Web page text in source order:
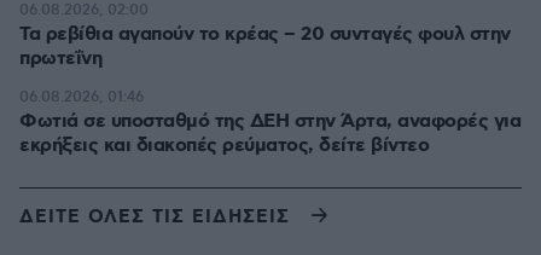
Τα ρεβίθια αγαπούν το κρέας – 20 συνταγές φουλ στην
πρωτεΐνη
06.08.2026, 02:00
Φωτιά σε υποσταθμό της ΔΕΗ στην Άρτα, αναφορές για
εκρήξεις και διακοπές ρεύματος, δείτε βίντεο
06.08.2026, 01:46
ΔΕΙΤΕ ΟΛΕΣ ΤΙΣ ΕΙΔΗΣΕΙΣ